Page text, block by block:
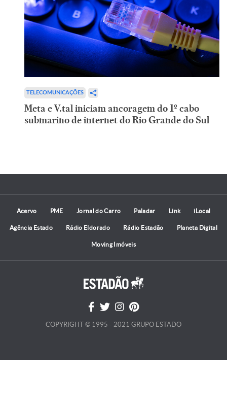
TELECOMUNICAÇÕES
Meta e V.tal iniciam ancoragem do 1º cabo
submarino de internet do Rio Grande do Sul
Acervo PME Jornal do Carro Paladar Link iLocal
Agência Estado Rádio Eldorado Rádio Estadão Planeta Digital
Moving Imóveis
COPYRIGHT © 1995 - 2021 GRUPO ESTADO